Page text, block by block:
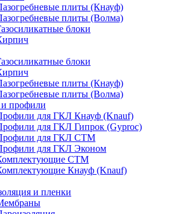
плиты (Кнауф)
плиты (Волма)
блоки
блоки
плиты (Кнауф)
плиты (Волма)
профили
для ГКЛ Кнауф (Knauf)
для ГКЛ Гипрок (Gyproc)
для ГКЛ СТМ
для ГКЛ Эконом
СТМ
Кнауф (Knauf)
и пленки